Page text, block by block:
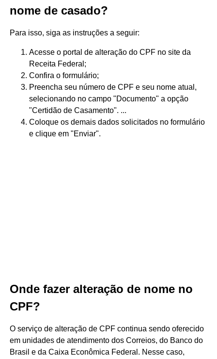
nome de casado?
Para isso, siga as instruções a seguir:
Acesse o portal de alteração do CPF no site da
Receita Federal;
Confira o formulário;
Preencha seu número de CPF e seu nome atual,
selecionando no campo "Documento" a opção
"Certidão de Casamento". ...
Coloque os demais dados solicitados no formulário
e clique em "Enviar".
Onde fazer alteração de nome no
CPF?
O serviço de alteração de CPF continua sendo oferecido
em unidades de atendimento dos Correios, do Banco do
Brasil e da Caixa Econômica Federal. Nesse caso,